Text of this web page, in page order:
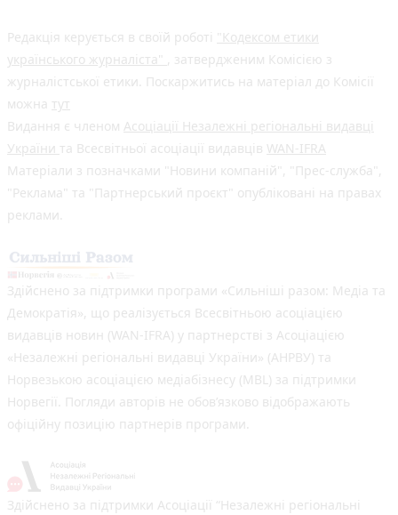
Редакція керується в своїй роботі "Кодексом етики
українського журналіста" , затвердженим Комісією з
журналістської етики. Поскаржитись на матеріал до Комісії
можна тут
Видання є членом Асоціації Незалежні регіональні видавці
України та Всесвітньої асоціації видавців WAN-IFRA
Матеріали з позначками "Новини компаній", "Прес-служба",
"Реклама" та "Партнерський проєкт" опубліковані на правах
реклами.
Здійснено за підтримки програми «Сильніші разом: Медіа та
Демократія», що реалізується Всесвітньою асоціацією
видавців новин (WAN-IFRA) у партнерстві з Асоціацією
«Незалежні регіональні видавці України» (АНРВУ) та
Норвезькою асоціацією медіабізнесу (MBL) за підтримки
Норвегії. Погляди авторів не обов’язково відображають
офіційну позицію партнерів програми.
Здійснено за підтримки Асоціації “Незалежні регіональні